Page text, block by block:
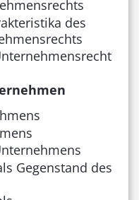
des
Gegenstand des